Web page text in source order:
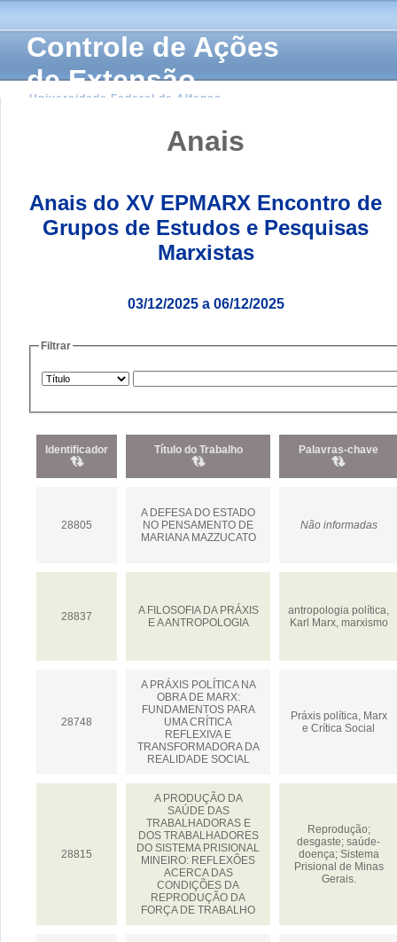
Controle de Ações
de Extensão
Universidade Federal de Alfenas
Anais
Anais do XV EPMARX Encontro de
Grupos de Estudos e Pesquisas
Marxistas
03/12/2025 a 06/12/2025
Filtrar
Identificador Título do Trabalho Palavras-chave
28805
A DEFESA DO ESTADO
NO PENSAMENTO DE
MARIANA MAZZUCATO
Não informadas
28837
A FILOSOFIA DA PRÁXIS
E A ANTROPOLOGIA
antropologia política,
Karl Marx, marxismo
28748
A PRÁXIS POLÍTICA NA
OBRA DE MARX:
FUNDAMENTOS PARA
UMA CRÍTICA
REFLEXIVA E
TRANSFORMADORA DA
REALIDADE SOCIAL
Práxis política, Marx
e Crítica Social
28815
A PRODUÇÃO DA
SAÚDE DAS
TRABALHADORAS E
DOS TRABALHADORES
DO SISTEMA PRISIONAL
MINEIRO: REFLEXÕES
ACERCA DAS
CONDIÇÕES DA
REPRODUÇÃO DA
FORÇA DE TRABALHO
Reprodução;
desgaste; saúde-
doença; Sistema
Prisional de Minas
Gerais.